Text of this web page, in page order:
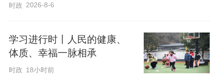
时，同在这里休息的快递小哥亲切交流。新华社记者 谢环驰 摄
“老家都是哪里的？”“跑快递多久了？”
“80后”女快递员来自辽宁沈阳，在北京跑快
时政 2026-8-6
学习进行时丨人民的健康、
体质、幸福一脉相承
时政 18小时前